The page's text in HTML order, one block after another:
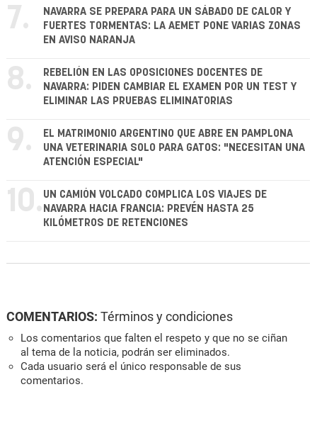
7.
NAVARRA SE PREPARA PARA UN SÁBADO DE CALOR Y
FUERTES TORMENTAS: LA AEMET PONE VARIAS ZONAS
EN AVISO NARANJA
8.
REBELIÓN EN LAS OPOSICIONES DOCENTES DE
NAVARRA: PIDEN CAMBIAR EL EXAMEN POR UN TEST Y
ELIMINAR LAS PRUEBAS ELIMINATORIAS
9.
EL MATRIMONIO ARGENTINO QUE ABRE EN PAMPLONA
UNA VETERINARIA SOLO PARA GATOS: "NECESITAN UNA
ATENCIÓN ESPECIAL"
10. UN CAMIÓN VOLCADO COMPLICA LOS VIAJES DE
NAVARRA HACIA FRANCIA: PREVÉN HASTA 25
KILÓMETROS DE RETENCIONES
COMENTARIOS: Términos y condiciones
Los comentarios que falten el respeto y que no se ciñan
al tema de la noticia, podrán ser eliminados.
Cada usuario será el único responsable de sus
comentarios.